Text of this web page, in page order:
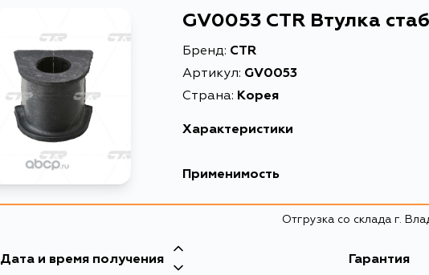
GV0053 CTR Втулка
Бренд: CTR
Артикул: GV0053
Страна: Корея
Характеристики
EAN-13
Применимость
Отгрузка со склада г.
Дата и время получения Гарантия